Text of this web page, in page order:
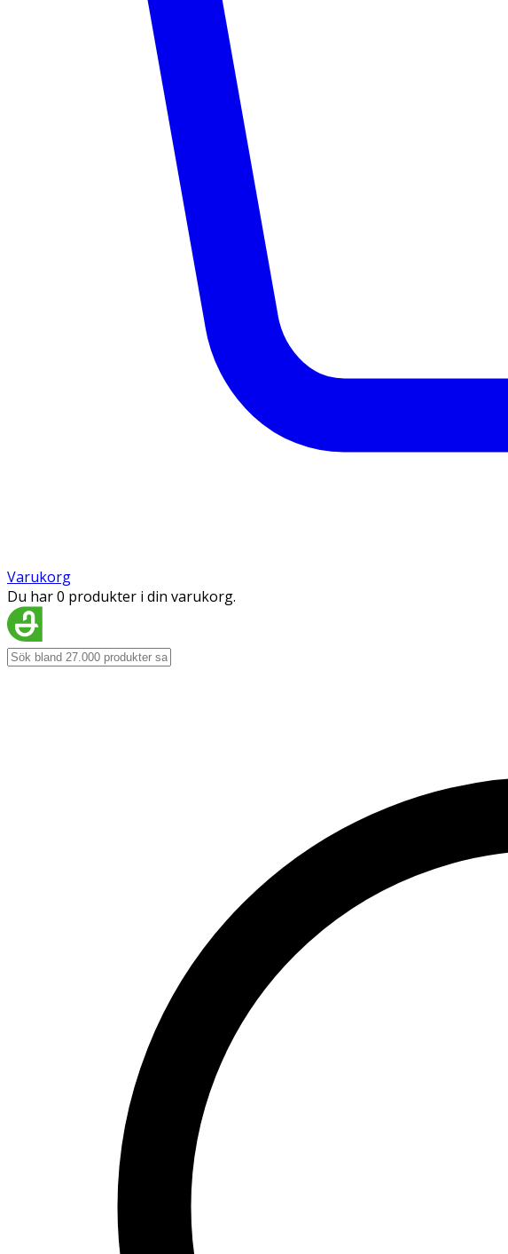
Varukorg
Du har 0 produkter i din varukorg.